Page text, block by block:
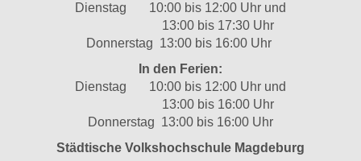
Dienstag 10:00 bis 12:00 Uhr und
13:00 bis 17:30 Uhr
Donnerstag 13:00 bis 16:00 Uhr
In den Ferien:
Dienstag 10:00 bis 12:00 Uhr und
13:00 bis 16:00 Uhr
Donnerstag 13:00 bis 16:00 Uhr
Städtische Volkshochschule Magdeburg